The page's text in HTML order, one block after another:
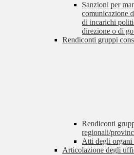
Sanzioni per
comunicazione
di incarichi
direzione o di
Rendiconti gruppi
Rendiconti
regionali/
Atti degli
Articolazione degli